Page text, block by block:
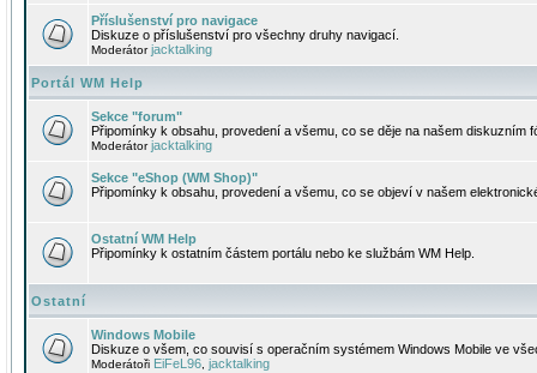
Příslušenství pro navigace
Diskuze o příslušenství pro všechny druhy navigací.
Moderátorjacktalking
Portál WM Help
Sekce "forum"
Připomínky k obsahu, provedení a všemu, co se děje na našem diskuzním
Moderátorjacktalking
Sekce "eShop (WM Shop)"
Připomínky k obsahu, provedení a všemu, co se objeví v našem
Ostatní WM Help
Připomínky k ostatním částem portálu nebo ke službám WM Help.
Ostatní
Windows Mobile
Diskuze o všem, co souvisí s operačním systémem Windows Mobile ve
Moderátoři EiFeL96 jacktalking